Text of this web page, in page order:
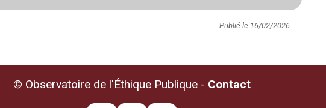
Publié le 16/02/2026
© Observatoire de l'Éthique Publique - Contact